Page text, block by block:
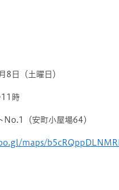
日（土曜日）
時
（安町小屋場64）
maps/